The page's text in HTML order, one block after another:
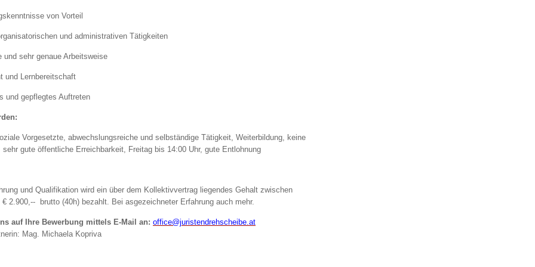
von Vorteil
und administrativen Tätigkeiten
und sehr genaue Arbeitsweise
und Lernbereitschaft
und gepflegtes Auftreten
Vorgesetzte, abwechslungsreiche und selbständige Tätigkeit, Weiterbildung, keine
sehr gute öffentliche Erreichbarkeit, Freitag bis 14:00 Uhr, gute Entlohnung
und Qualifikation wird ein über dem Kollektivvertrag liegendes Gehalt zwischen
2.900,-- brutto (40h) bezahlt. Bei asgezeichneter Erfahrung auch mehr.
auf Ihre Bewerbung mittels E-Mail an: office@juristendrehscheibe.at
Mag. Michaela Kopriva